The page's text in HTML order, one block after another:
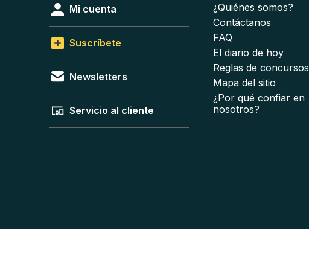
Mi cuenta
Suscríbete
Newsletters
Servicio al cliente
¿Quiénes somos?
Contáctanos
FAQ
El diario de hoy
Reglas de concursos
Mapa del sitio
¿Por qué confiar en
nosotros?